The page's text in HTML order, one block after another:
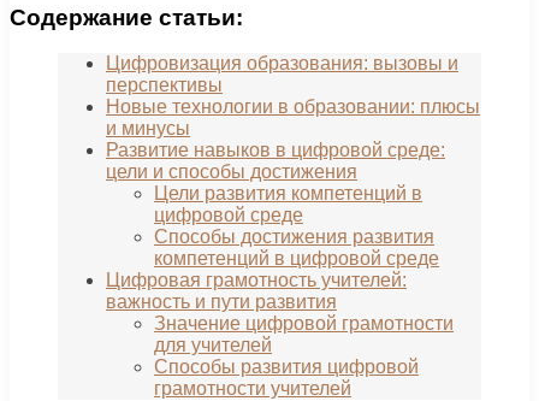
Содержание статьи:
Цифровизация образования: вызовы и
перспективы
Новые технологии в образовании: плюсы
и минусы
Развитие навыков в цифровой среде:
цели и способы достижения
Цели развития компетенций в
цифровой среде
Способы достижения развития
компетенций в цифровой среде
Цифровая грамотность учителей:
важность и пути развития
Значение цифровой грамотности
для учителей
Способы развития цифровой
грамотности учителей